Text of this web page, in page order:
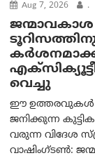
Aug 7, 2026 .
വെച്ചു
ഈ ഉത്തരവുകൾ
ജനിക്കുന്ന
വരുന്ന വിദേശ
വാഷിംഗ്ടണ്‍: